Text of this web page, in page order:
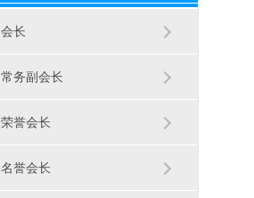
会长
常务副会长
荣誉会长
名誉会长